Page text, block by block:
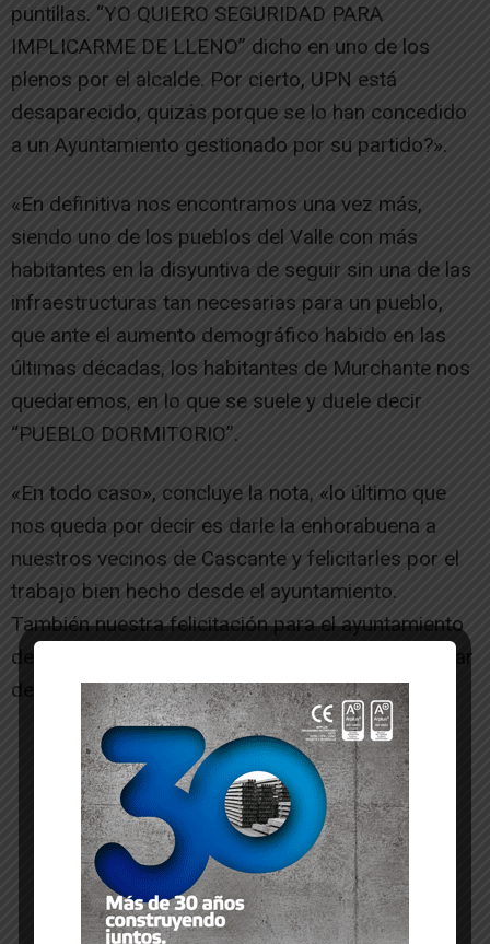
puntillas. “YO QUIERO SEGURIDAD PARA
IMPLICARME DE LLENO” dicho en uno de los
plenos por el alcalde. Por cierto, UPN está
desaparecido, quizás porque se lo han concedido
a un Ayuntamiento gestionado por su partido?».
«En definitiva nos encontramos una vez más,
siendo uno de los pueblos del Valle con más
habitantes en la disyuntiva de seguir sin una de las
infraestructuras tan necesarias para un pueblo,
que ante el aumento demográfico habido en las
últimas décadas, los habitantes de Murchante nos
quedaremos, en lo que se suele y duele decir
“PUEBLO DORMITORIO”.
«En todo caso», concluye la nota, «lo último que
nos queda por decir es darle la enhorabuena a
nuestros vecinos de Cascante y felicitarles por el
trabajo bien hecho desde el ayuntamiento.
También nuestra felicitación para el ayuntamiento
de Ablitas por salir, luchar y pelear por el bienestar
de sus vecinos».
-- Publicidad --